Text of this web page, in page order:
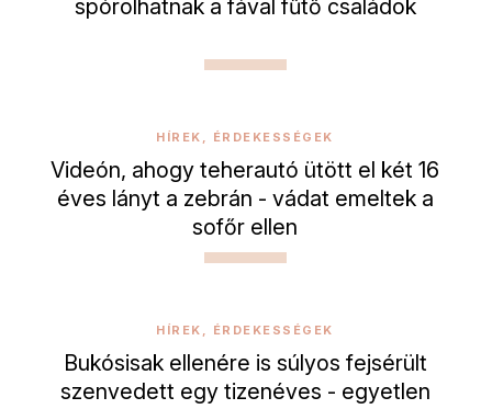
spórolhatnak a fával fűtő családok
HÍREK, ÉRDEKESSÉGEK
Videón, ahogy teherautó ütött el két 16
éves lányt a zebrán - vádat emeltek a
sofőr ellen
HÍREK, ÉRDEKESSÉGEK
Bukósisak ellenére is súlyos fejsérült
szenvedett egy tizenéves - egyetlen